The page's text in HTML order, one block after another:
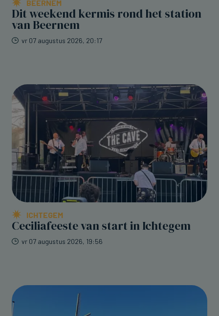
BEERNEM
Dit weekend kermis rond het station
van Beernem
vr 07 augustus 2026, 20:17
ICHTEGEM
Ceciliafeeste van start in Ichtegem
vr 07 augustus 2026, 19:56